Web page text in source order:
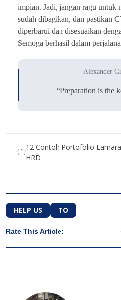
impian. Jadi, jangan ragu untuk
sudah dibagikan, dan pastikan
diperbarui dan disesuaikan
Semoga berhasil dalam
Alexander
“Preparation is the
12 Contoh Portofolio
HRD
HELP US TO
Rate This Article: